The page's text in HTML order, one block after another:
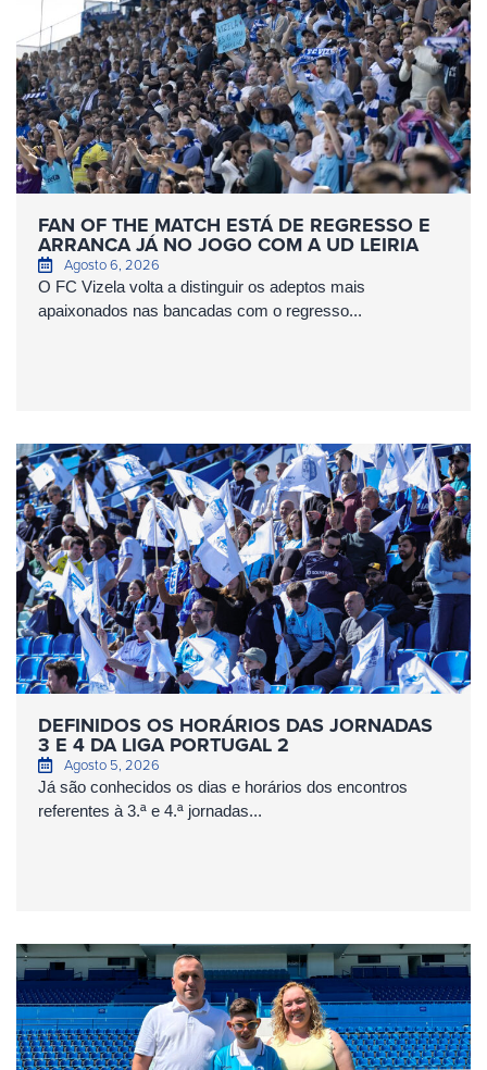
FAN OF THE MATCH ESTÁ DE REGRESSO E
ARRANCA JÁ NO JOGO COM A UD LEIRIA
Agosto 6, 2026
O FC Vizela volta a distinguir os adeptos mais
apaixonados nas bancadas com o regresso...
DEFINIDOS OS HORÁRIOS DAS JORNADAS
3 E 4 DA LIGA PORTUGAL 2
Agosto 5, 2026
Já são conhecidos os dias e horários dos encontros
referentes à 3.ª e 4.ª jornadas...